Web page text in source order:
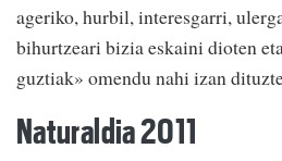
ageriko, hurbil, interesgarri,
bihurtzeari bizia eskaini dioten
guztiak» omendu nahi izan
Naturaldia 2011